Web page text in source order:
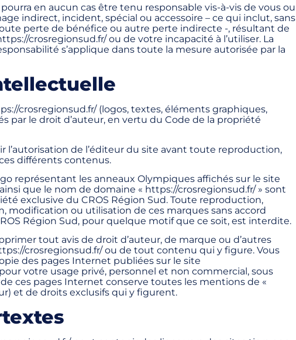
en aucun cas être tenu responsable vis-à-vis de vous ou
indirect, incident, spécial ou accessoire – ce qui inclut, sans
perte de bénéfice ou autre perte indirecte -, résultant de
crosregionsud.fr/ ou de votre incapacité à l’utiliser. La
s’applique dans toute la mesure autorisée par la
crosregionsud.fr/ (logos, textes, éléments graphiques,
par le droit d’auteur, en vertu du Code de la propriété
l’autorisation de l’éditeur du site avant toute reproduction,
différents contenus.
représentant les anneaux Olympiques affichés sur le site
que le nom de domaine « https://crosregionsud.fr/ » sont
exclusive du CROS Région Sud. Toute reproduction,
modification ou utilisation de ces marques sans accord
Région Sud, pour quelque motif que ce soit, est interdite.
tout avis de droit d’auteur, de marque ou d’autres
crosregionsud.fr/ ou de tout contenu qui y figure. Vous
des pages Internet publiées sur le site
votre usage privé, personnel et non commercial, sous
ces pages Internet conserve toutes les mentions de «
et de droits exclusifs qui y figurent.